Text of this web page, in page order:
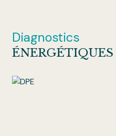
Diagnostics
ÉNERGÉTIQUES